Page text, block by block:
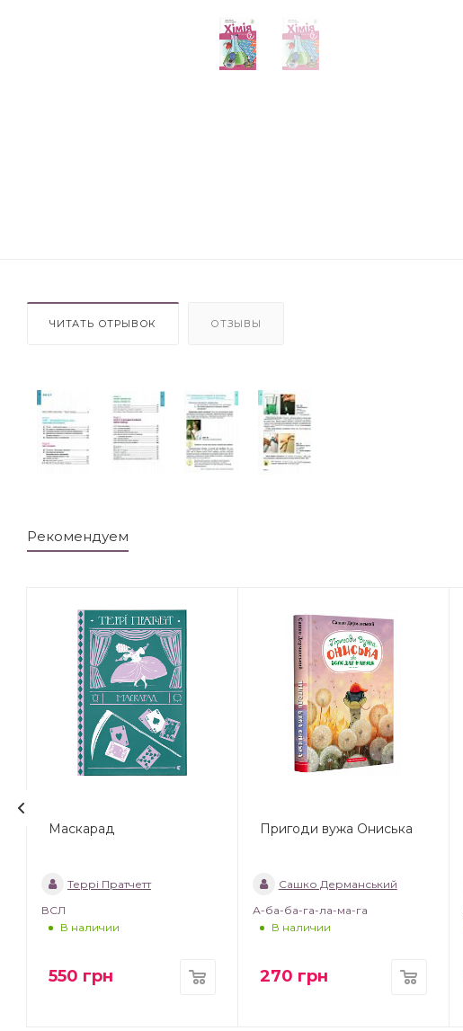
ЧИТАТЬ ОТРЫВОК ОТЗЫВЫ
Рекомендуем
Маскарад
Террі Пратчетт
ВСЛ
В наличии
550 грн
Пригоди вужа Ониська
Сашко Дерманський
А-ба-ба-га-ла-ма-га
В наличии
270 грн